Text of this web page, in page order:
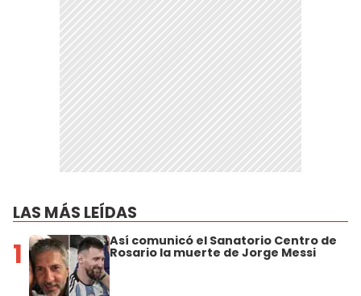
LAS MÁS LEÍDAS
1 Así comunicó el Sanatorio Centro de
Rosario la muerte de Jorge Messi